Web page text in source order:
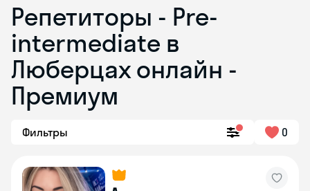
Репетиторы - Pre-
intermediate в
Люберцах онлайн -
Премиум
Фильтры 0
Skyeng Chat